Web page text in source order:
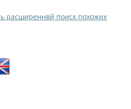
расширеннвй поиск похожих